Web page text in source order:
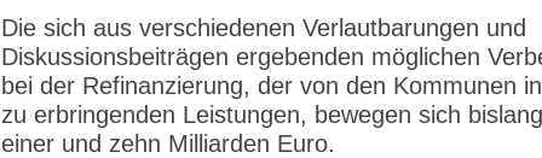
Die sich aus verschiedenen Verlautbarungen und
Diskussionsbeiträgen ergebenden möglichen
bei der Refinanzierung, der von den Kommunen
zu erbringenden Leistungen, bewegen sich
einer und zehn Milliarden Euro.